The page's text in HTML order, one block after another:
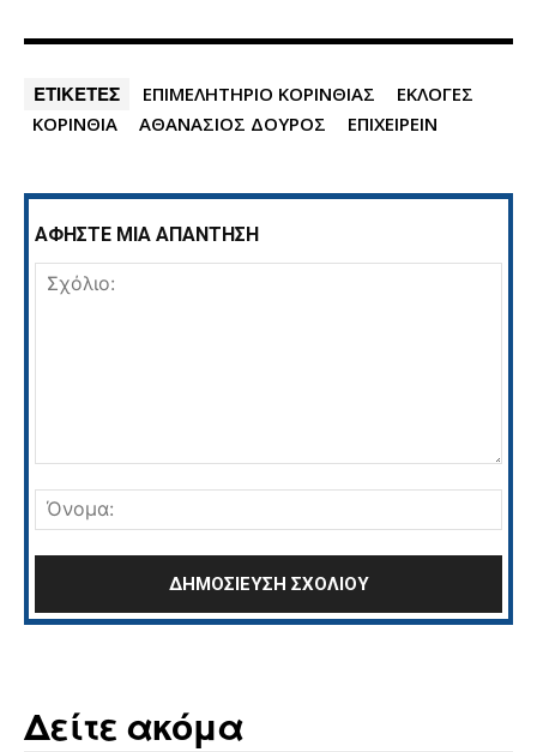
ΕΤΙΚΕΤΕΣ ΕΠΙΜΕΛΗΤΗΡΙΟ ΚΟΡΙΝΘΙΑΣ
ΕΚΛΟΓΕΣ
ΚΟΡΙΝΘΙΑ
ΑΘΑΝΑΣΙΟΣ ΔΟΥΡΟΣ ΕΠΙΧΕΙΡΕΙΝ
ΑΦΗΣΤΕ ΜΙΑ ΑΠΑΝΤΗΣΗ
Δείτε ακόμα